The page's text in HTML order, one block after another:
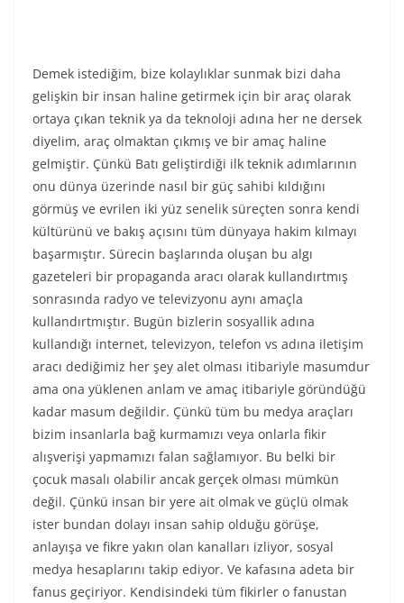
Demek istediğim, bize kolaylıklar sunmak bizi daha
gelişkin bir insan haline getirmek için bir araç olarak
ortaya çıkan teknik ya da teknoloji adına her ne dersek
diyelim, araç olmaktan çıkmış ve bir amaç haline
gelmiştir. Çünkü Batı geliştirdiği ilk teknik adımlarının
onu dünya üzerinde nasıl bir güç sahibi kıldığını
görmüş ve evrilen iki yüz senelik süreçten sonra kendi
kültürünü ve bakış açısını tüm dünyaya hakim kılmayı
başarmıştır. Sürecin başlarında oluşan bu algı
gazeteleri bir propaganda aracı olarak kullandırtmış
sonrasında radyo ve televizyonu aynı amaçla
kullandırtmıştır. Bugün bizlerin sosyallik adına
kullandığı internet, televizyon, telefon vs adına iletişim
aracı dediğimiz her şey alet olması itibariyle masumdur
ama ona yüklenen anlam ve amaç itibariyle göründüğü
kadar masum değildir. Çünkü tüm bu medya araçları
bizim insanlarla bağ kurmamızı veya onlarla fikir
alışverişi yapmamızı falan sağlamıyor. Bu belki bir
çocuk masalı olabilir ancak gerçek olması mümkün
değil. Çünkü insan bir yere ait olmak ve güçlü olmak
ister bundan dolayı insan sahip olduğu görüşe,
anlayışa ve fikre yakın olan kanalları izliyor, sosyal
medya hesaplarını takip ediyor. Ve kafasına adeta bir
fanus geçiriyor. Kendisindeki tüm fikirler o fanustan